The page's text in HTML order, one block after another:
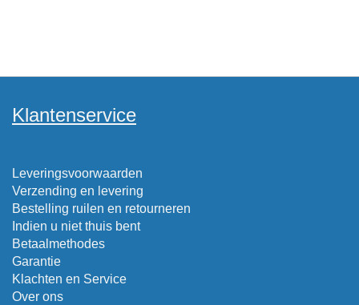
Klantenservice
Leveringsvoorwaarden
Verzending en levering
Bestelling ruilen en retourneren
Indien u niet thuis bent
Betaalmethodes
Garantie
Klachten en Service
Over ons